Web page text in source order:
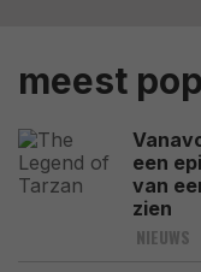
meest
een
van
zien
NIEUWS